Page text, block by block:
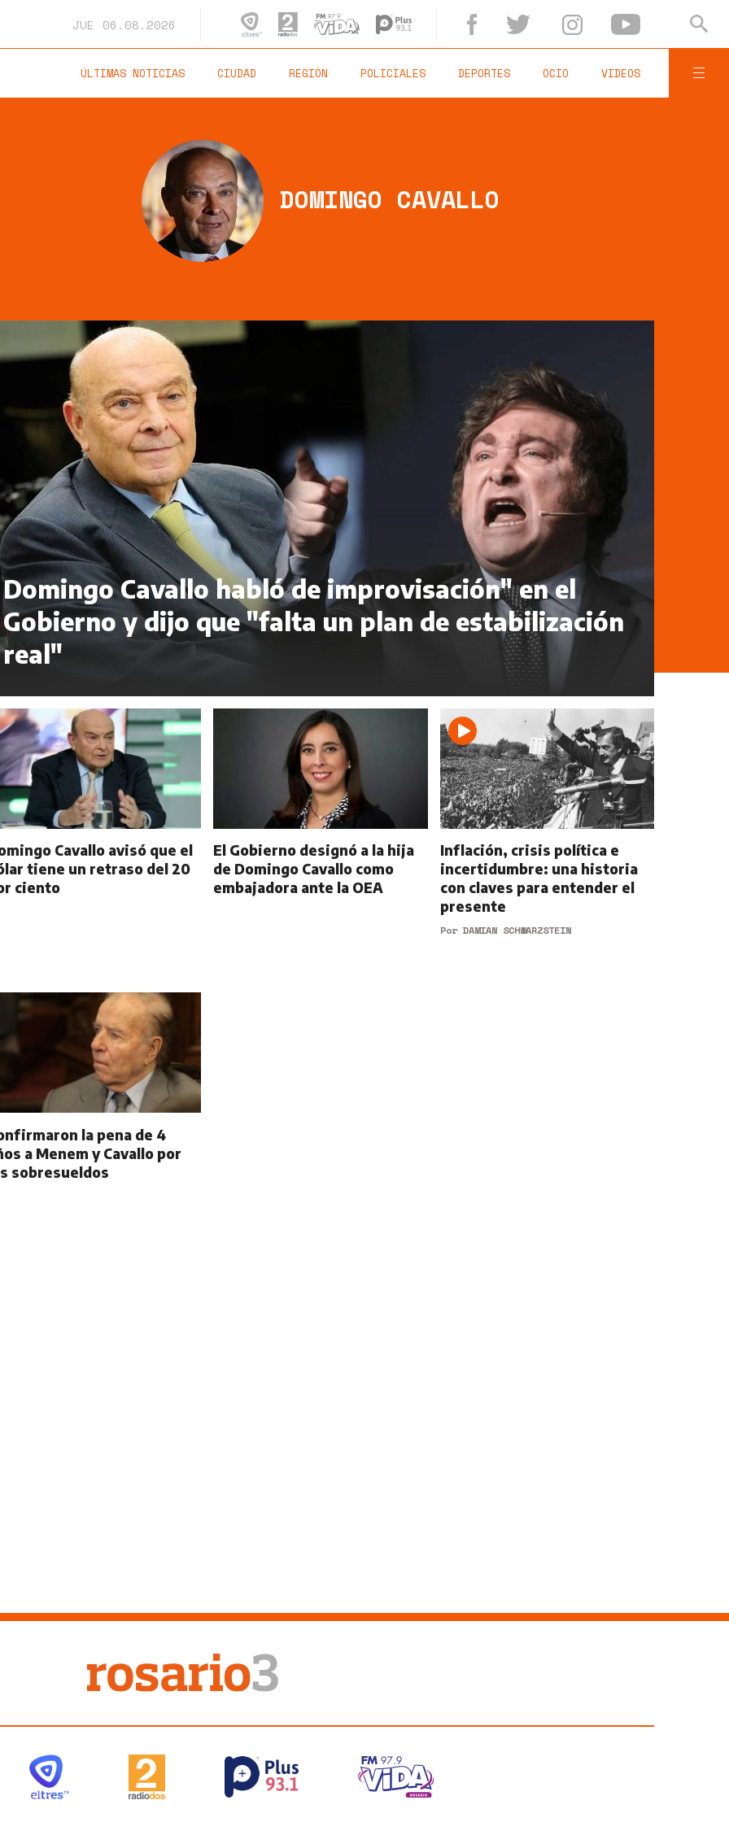
JUE 06.08.2026
ÚLTIMAS NOTICIAS CIUDAD REGIÓN POLICIALES DEPORTES OCIO VIDEOS
DOMINGO CAVALLO
Domingo Cavallo habló de improvisación" en el
Gobierno y dijo que "falta un plan de estabilización
real"
Cavallo avisó que el
tiene un retraso del 20
ciento
El Gobierno designó a la hija
de Domingo Cavallo como
embajadora ante la OEA
Inflación, crisis política e
incertidumbre: una historia
con claves para entender el
presente
Por DAMIAN SCHWARZSTEIN
la pena de 4
a Menem y Cavallo por
sobresueldos